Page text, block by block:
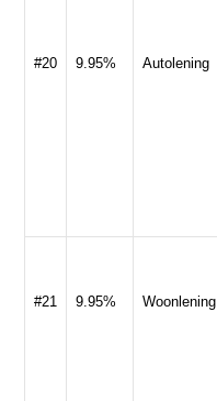
#20 9.95% Autolening
#21 9.95% Woonlening